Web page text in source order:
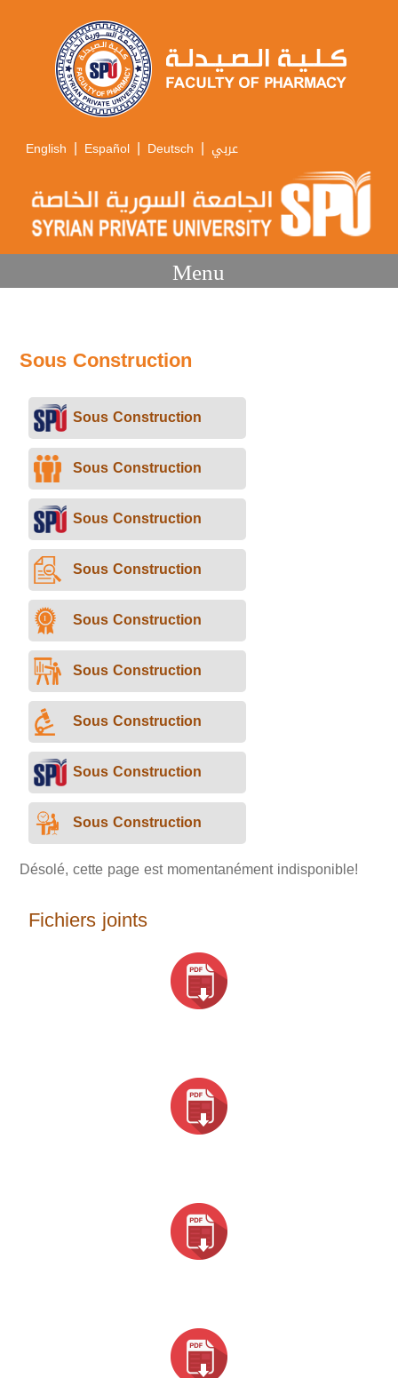
English | Español | Deutsch | عربي
Menu
Sous Construction
Sous Construction
Sous Construction
Sous Construction
Sous Construction
Sous Construction
Sous Construction
Sous Construction
Sous Construction
Sous Construction
Désolé, cette page est momentanément indisponible!
Fichiers joints